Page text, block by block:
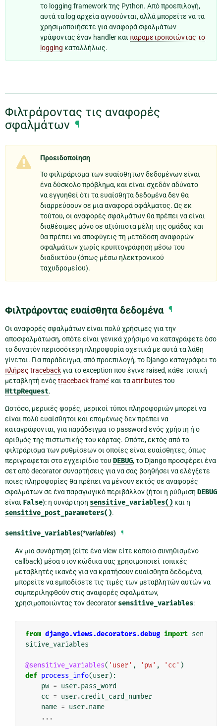
το logging framework της Python. Από προεπιλογή,
αυτά τα log αρχεία αγνοούνται, αλλά μπορείτε να τα
χρησιμοποιήσετε για αναφορά σφαλμάτων
γράφοντας έναν handler και παραμετροποιώντας το
logging καταλλήλως.
Φιλτράροντας τις αναφορές
σφαλμάτων ¶
Προειδοποίηση
Το φιλτράρισμα των ευαίσθητων δεδομένων είναι
ένα δύσκολο πρόβλημα, και είναι σχεδόν αδύνατο
να εγγυηθεί ότι τα ευαίσθητα δεδομένα δεν θα
διαρρεύσουν σε μια αναφορά σφάλματος. Ως εκ
τούτου, οι αναφορές σφαλμάτων θα πρέπει να είναι
διαθέσιμες μόνο σε αξιόπιστα μέλη της ομάδας και
θα πρέπει να αποφύγεις τη μετάδοση αναφορών
σφαλμάτων χωρίς κρυπτογράφηση μέσω του
διαδικτύου (όπως μέσω ηλεκτρονικού
ταχυδρομείου).
Φιλτράροντας ευαίσθητα δεδομένα ¶
Οι αναφορές σφαλμάτων είναι πολύ χρήσιμες για την
αποσφαλμάτωση, οπότε είναι γενικά χρήσιμο να καταγράφετε όσο
το δυνατόν περισσότερη πληροφορία σχετικά με αυτά τα λάθη
γίνεται. Για παράδειγμα, από προεπιλογή, το Django καταγράφει το
πλήρες tracebackγια το exception που έγινε raised, κάθε τοπική
μεταβλητή ενός traceback frame’ και ταattributesτου
HttpRequest.
Ωστόσο, μερικές φορές, μερικοί τύποι πληροφοριών μπορεί να
είναι πολύ ευαίσθητοι και επομένως δεν πρέπει να
καταγράφονται, για παράδειγμα το password ενός χρήστη ή ο
αριθμός της πιστωτικής του κάρτας. Οπότε, εκτός από το
φιλτράρισμα των ρυθμίσεων οι οποίες είναι ευαίσθητες, όπως
περιγράφεται στο εγχειρίδιο του DEBUG, το Django προσφέρει ένα
σετ από decorator συναρτήσεις για να σας βοηθήσει να ελέγξετε
ποιες πληροφορίες θα πρέπει να μένουν εκτός σε αναφορές
σφαλμάτων σε ένα παραγωγικό περιβάλλον (ήτοι η ρύθμιση DEBUG
είναι False): η συνάρτηση sensitive_variables() και η
sensitive_post_parameters().
sensitive_variables(*variables) ¶
Αν μια συνάρτηση (είτε ένα view είτε κάποιο συνηθισμένο
callback) μέσα στον κώδικα σας χρησιμοποιεί τοπικές
μεταβλητές ικανές για να κρατήσουν ευαίσθητα δεδομένα,
μπορείτε να εμποδίσετε τις τιμές των μεταβλητών αυτών να
συμπεριληφθούν στις αναφορές σφαλμάτων,
χρησιμοποιώντας τον decorator sensitive_variables:
from django.views.decorators.debug import sen
sitive_variables
@sensitive_variables( 'user' , 'pw' , 'cc' )
def process_info(user):
pw = user.pass_word
cc = user.credit_card_number
name = user.name
...